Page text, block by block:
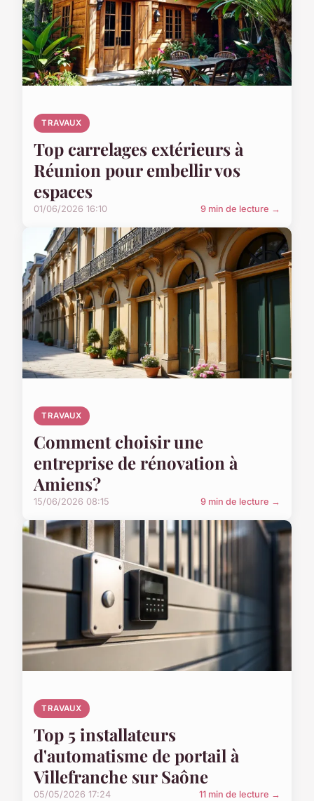
TRAVAUX
Top carrelages extérieurs à
Réunion pour embellir vos
espaces
01/06/2026 16:10 9 min de lecture →
TRAVAUX
Comment choisir une
entreprise de rénovation à
Amiens?
15/06/2026 08:15 9 min de lecture →
TRAVAUX
Top 5 installateurs
d'automatisme de portail à
Villefranche sur Saône
05/05/2026 17:24 11 min de lecture →